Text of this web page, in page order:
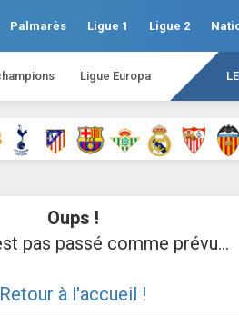
Palmarès Ligue 1 Ligue 2
Ligue Europa
Oups !
pas passé comme prévu...
Retour à l'accueil !